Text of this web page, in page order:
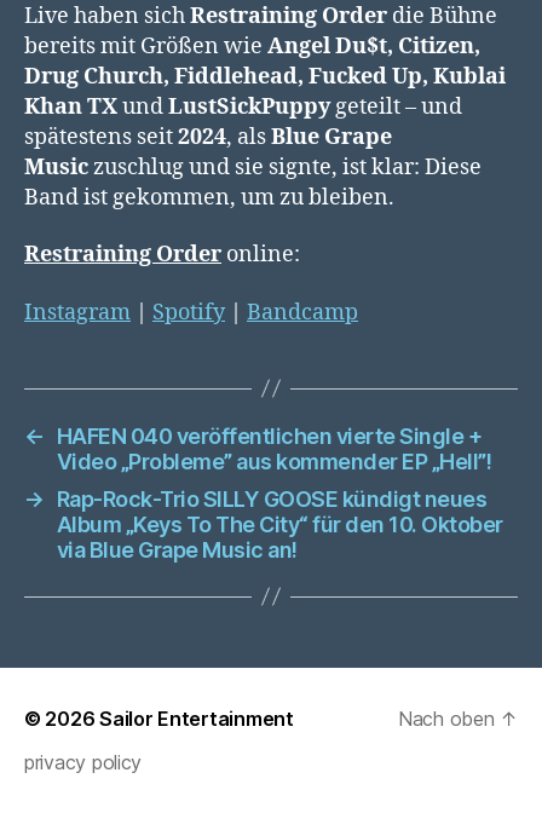
Live haben sichRestraining Order die Bühne
bereits mit Größen wie Angel Du$t, Citizen,
Drug Church, Fiddlehead, Fucked Up, Kublai
Khan TXundLustSickPuppygeteilt – und
spätestens seit2024, alsBlue Grape
Musiczuschlug und sie signte, ist klar: Diese
Band ist gekommen, um zu bleiben.
Restraining Order online:
Instagram Spotify Bandcamp
←
HAFEN 040 veröffentlichen vierte Single +
Video „Probleme” aus kommender EP „Hell”!
→
Rap-Rock-Trio SILLY GOOSE kündigt neues
Album „Keys To The City“ für den 10. Oktober
via Blue Grape Music an!
© 2026Sailor Entertainment
privacy policy
Nach oben ↑